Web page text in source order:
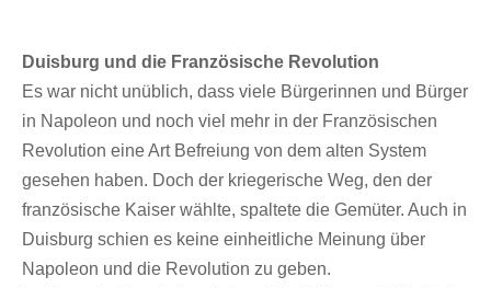
Duisburg und die Französische Revolution
Es war nicht unüblich, dass viele Bürgerinnen und Bürger
in Napoleon und noch viel mehr in der Französischen
Revolution eine Art Befreiung von dem alten System
gesehen haben. Doch der kriegerische Weg, den der
französische Kaiser wählte, spaltete die Gemüter. Auch in
Duisburg schien es keine einheitliche Meinung über
Napoleon und die Revolution zu geben.